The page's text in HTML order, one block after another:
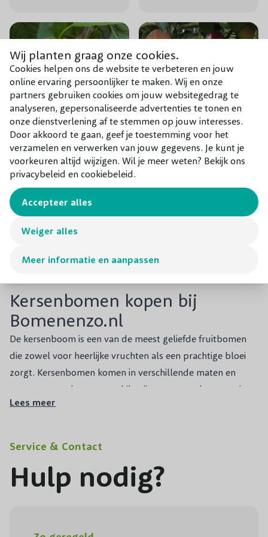
Wij planten graag onze cookies.
Cookies helpen ons de website te verbeteren en jouw
online ervaring persoonlijker te maken. Wij en onze
partners gebruiken cookies om jouw websitegedrag te
analyseren, gepersonaliseerde advertenties te tonen en
onze dienstverlening af te stemmen op jouw interesses.
Door akkoord te gaan, geef je toestemming voor het
verzamelen en verwerken van jouw gegevens. Je kunt je
voorkeuren altijd wijzigen. Wil je meer weten? Bekijk ons
privacybeleid en cookiebeleid.
Meer informatie en aanpassen
Weiger alles
Accepteer alles
Kersenboom
Bigarreau Burlat
€ 16,50
4 Fruitbomen
€ 55,00
Kersenbomen kopen bij
Bomenenzo.nl
De kersenboom is een van de meest geliefde fruitbomen
die zowel voor heerlijke vruchten als een prachtige bloei
zorgt. Kersenbomen komen in verschillende maten en
soorten, waardoor ze geschikt zijn voor zowel grote tuinen
als kleinere ruimtes. Een grote kersenboom kan dienen als
kleine kersenboom perfect past in een meer compacte
voegen ook een prachtig stuk natuur toe aan je tuin, vooral
tijdens hun bloeitijd in het voorjaar. Of je nu een grote
Lees meer
Service & Contact
Hulp nodig?